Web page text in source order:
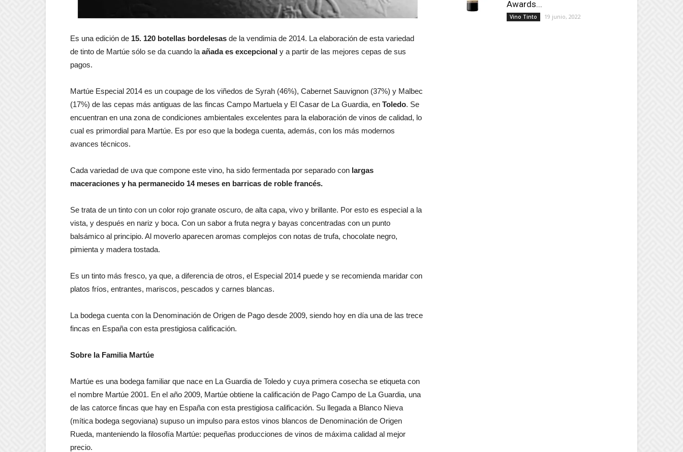
Es una edición de 15. 120 botellas bordelesas de la vendimia de 2014. La elaboración de esta variedad
de tinto de Martúe sólo se da cuando la añada es excepcional y a partir de las mejores cepas de sus
pagos.
Martúe Especial 2014 es un coupage de los viñedos de Syrah (46%), Cabernet Sauvignon (37%) y Malbec
(17%) de las cepas más antiguas de las fincas Campo Martuela y El Casar de La Guardia, en Toledo. Se
encuentran en una zona de condiciones ambientales excelentes para la elaboración de vinos de calidad, lo
cual es primordial para Martúe. Es por eso que la bodega cuenta, además, con los más modernos
avances técnicos.
Cada variedad de uva que compone este vino, ha sido fermentada por separado con largas
maceraciones y ha permanecido 14 meses en barricas de roble francés.
Se trata de un tinto con un color rojo granate oscuro, de alta capa, vivo y brillante. Por esto es especial a la
vista, y después en nariz y boca. Con un sabor a fruta negra y bayas concentradas con un punto
balsámico al principio. Al moverlo aparecen aromas complejos con notas de trufa, chocolate negro,
pimienta y madera tostada.
Es un tinto más fresco, ya que, a diferencia de otros, el Especial 2014 puede y se recomienda maridar con
platos fríos, entrantes, mariscos, pescados y carnes blancas.
La bodega cuenta con la Denominación de Origen de Pago desde 2009, siendo hoy en día una de las trece
fincas en España con esta prestigiosa calificación.
Sobre la Familia Martúe
Martúe es una bodega familiar que nace en La Guardia de Toledo y cuya primera cosecha se etiqueta con
el nombre Martúe 2001. En el año 2009, Martúe obtiene la calificación de Pago Campo de La Guardia, una
de las catorce fincas que hay en España con esta prestigiosa calificación. Su llegada a Blanco Nieva
(mítica bodega segoviana) supuso un impulso para estos vinos blancos de Denominación de Origen
Rueda, manteniendo la filosofía Martúe: pequeñas producciones de vinos de máxima calidad al mejor
precio.
Awards...
Vino Tinto 19 junio, 2022